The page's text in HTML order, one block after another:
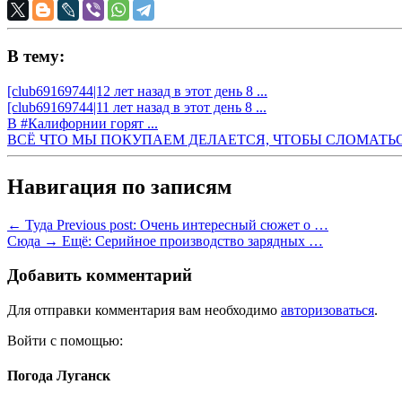
В тему:
[club69169744|12 лет назад в этот день 8 ...
[club69169744|11 лет назад в этот день 8 ...
В #Калифорнии горят ...
ВСЁ ЧТО МЫ ПОКУПАЕМ ДЕЛАЕТСЯ, ЧТОБЫ
Навигация по записям
← Туда Previous post: Очень интересный сюжет о …
Сюда → Ещё: Серийное производство зарядных …
Добавить комментарий
Для отправки комментария вам необходимо авторизоваться.
Войти с помощью:
Погода Луганск